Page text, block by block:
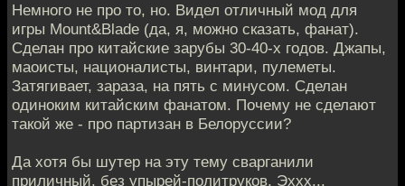
Немного не про то, но. Видел отличный мод для
игры Mount&Blade (да, я, можно сказать, фанат).
Сделан про китайские зарубы 30-40-х годов. Джапы,
маоисты, националисты, винтари, пулеметы.
Затягивает, зараза, на пять с минусом. Сделан
одиноким китайским фанатом. Почему не сделают
такой же - про партизан в Белоруссии?
Да хотя бы шутер на эту тему сварганили
приличный, без упырей-политруков. Эххх...